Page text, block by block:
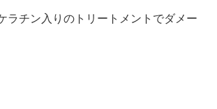
ラチン入りのトリートメントでダメー